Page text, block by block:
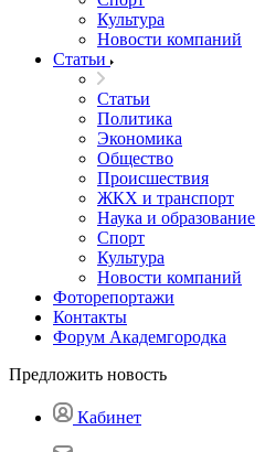
Культура
Новости компаний
Статьи
Статьи
Политика
Экономика
Общество
Происшествия
ЖКХ и транспорт
Наука и образование
Спорт
Культура
Новости компаний
Фоторепортажи
Контакты
Форум Академгородка
Предложить новость
Кабинет